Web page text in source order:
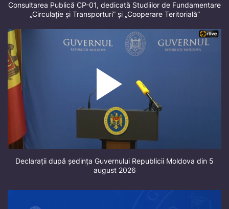
Consultarea Publică CP-01, dedicată Studiilor de Fundamentare
„Circulație și Transporturi” și „Cooperare Teritorială”
Declarații după ședința Guvernului Republicii Moldova din 5
august 2026